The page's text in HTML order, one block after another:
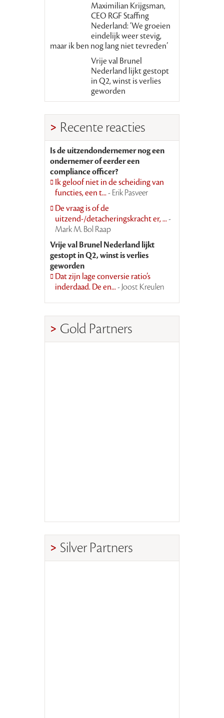
Maximilian Krijgsman,
CEO RGF Staffing
Nederland: ‘We groeien
eindelijk weer stevig,
maar ik ben nog lang niet tevreden’
Vrije val Brunel
Nederland lijkt gestopt
in Q2, winst is verlies
geworden
Recente reacties
Is de uitzendondernemer nog een
ondernemer of eerder een
compliance officer?
Ik geloof niet in de scheiding van
functies, een t...- Erik Pasveer
De vraag is of de
uitzend-/detacheringskracht er, ...-
Mark M. Bol Raap
Vrije val Brunel Nederland lijkt
gestopt in Q2, winst is verlies
geworden
Dat zijn lage conversie ratio’s
inderdaad. De en...- Joost Kreulen
Gold Partners
Silver Partners